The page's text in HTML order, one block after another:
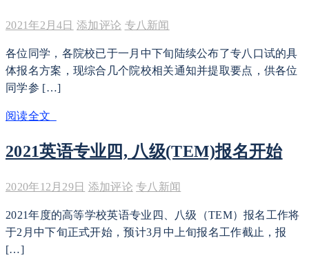
2021年2月4日 添加评论 专八新闻
各位同学，各院校已于一月中下旬陆续公布了专八口试的具
体报名方案，现综合几个院校相关通知并提取要点，供各位
同学参 […]
阅读全文
2021英语专业四, 八级(TEM)报名开始
2020年12月29日 添加评论 专八新闻
2021年度的高等学校英语专业四、八级（TEM）报名工作将
于2月中下旬正式开始，预计3月中上旬报名工作截止，报
[…]